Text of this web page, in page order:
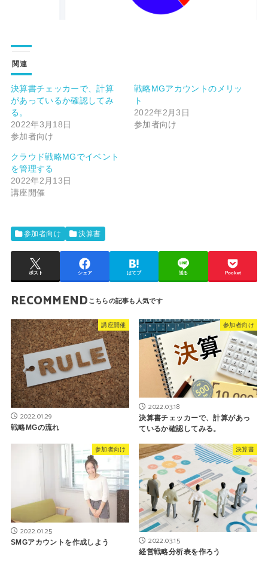
関連
決算書チェッカーで、計算
があっているか確認してみ
る。
2022年3月18日
参加者向け
戦略MGアカウントのメリッ
ト
2022年2月3日
参加者向け
クラウド戦略MGでイベント
を管理する
2022年2月13日
講座開催
参加者向け 決算書
ポスト シェア はてブ 送る Pocket
RECOMMEND
講座開催
2022.01.29
戦略MGの流れ
参加者向け
2022.03.18
決算書チェッカーで、計算があっ
ているか確認してみる。
参加者向け
2022.01.25
SMGアカウントを作成しよう
決算書
2022.03.15
経営戦略分析表を作ろう